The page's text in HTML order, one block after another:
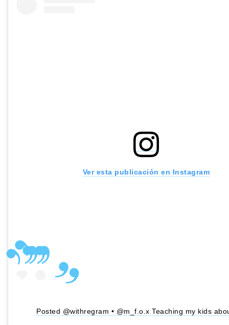
Ver esta publicación en Instagram
Posted @withregram • @m_f.o.x Teaching my kids